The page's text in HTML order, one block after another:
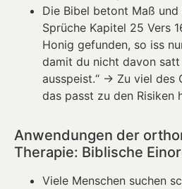
Die Bibel betont Maß und
Sprüche Kapitel 25 Vers
Honig gefunden, so iss
damit du nicht davon
ausspeist.“ → Zu viel des
das passt zu den Risiken
Anwendungen der
Therapie: Biblische
Viele Menschen suchen